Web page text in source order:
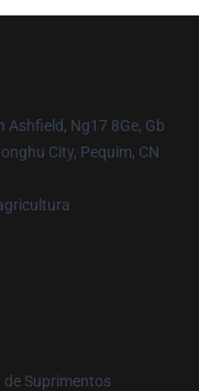
Ashfield, Ng17 8Ge, Gb
City, Pequim, CN
de Suprimentos